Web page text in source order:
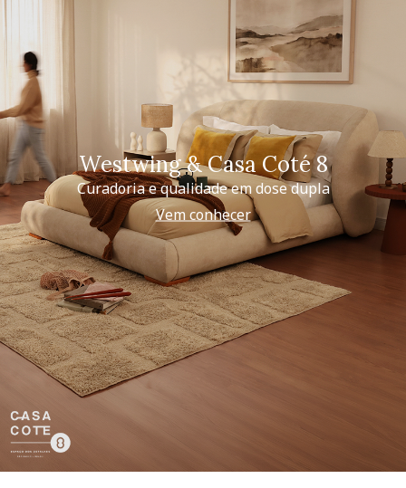
Westwing & Casa Coté 8
Curadoria e qualidade em dose dupla
Vem conhecer